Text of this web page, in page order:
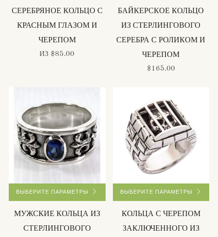
СЕРЕБРЯНОЕ КОЛЬЦО С
КРАСНЫМ ГЛАЗОМ И
ЧЕРЕПОМ
ИЗ $85.00
БАЙКЕРСКОЕ КОЛЬЦО
ИЗ СТЕРЛИНГОВОГО
СЕРЕБРА С РОЛИКОМ И
ЧЕРЕПОМ
$165.00
ВЫБЕРИТЕ ПАРАМЕТРЫ
МУЖСКИЕ КОЛЬЦА ИЗ
СТЕРЛИНГОВОГО
ВЫБЕРИТЕ ПАРАМЕТРЫ
КОЛЬЦА С ЧЕРЕПОМ
ЗАКЛЮЧЕННОГО ИЗ